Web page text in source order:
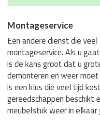
Montageservice
Een andere dienst die
montageservice. Als u
is de kans groot dat u
demonteren en weer
is een klus die veel tijd
gereedschappen beschikt
meubelstuk weer in